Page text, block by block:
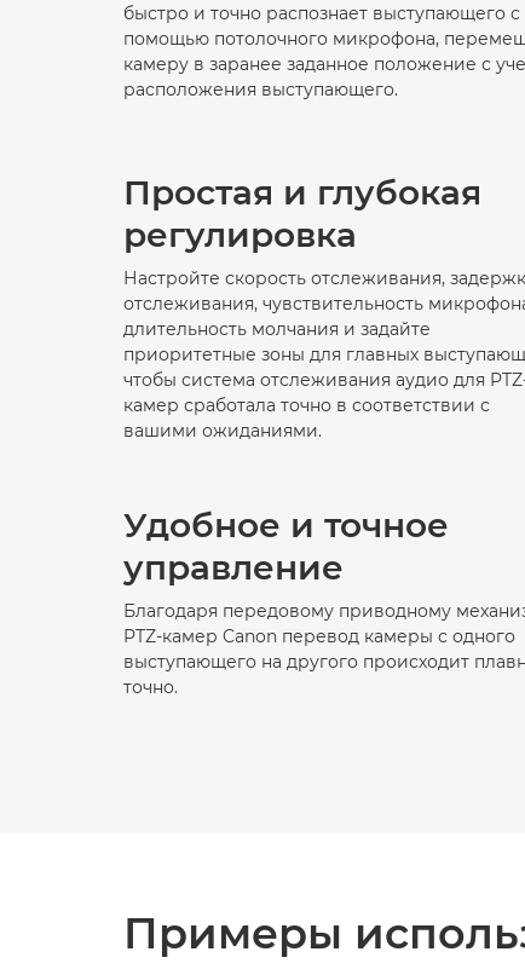
быстро и точно распознает выступающего с
помощью потолочного микрофона,
камеру в заранее заданное положение с
расположения выступающего.
Простая и глубокая
регулировка
Настройте скорость отслеживания,
отслеживания, чувствительность
длительность молчания и задайте
приоритетные зоны для главных
чтобы система отслеживания аудио для
камер сработала точно в соответствии с
вашими ожиданиями.
Удобное и точное
управление
Благодаря передовому приводному
PTZ-камер Canon перевод камеры с одного
выступающего на другого происходит
точно.
Примеры